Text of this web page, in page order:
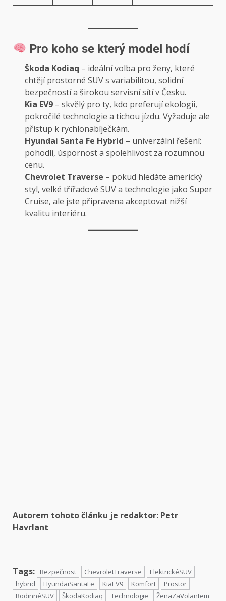
Pro koho se který model hodí
Škoda Kodiaq – ideální volba pro ženy, které
chtějí prostorné SUV s variabilitou, solidní
bezpečností a širokou servisní sítí v Česku.
Kia EV9 – skvělý pro ty, kdo preferují ekologii,
pokročilé technologie a tichou jízdu. Vyžaduje ale
přístup k rychlonabíječkám.
Hyundai Santa Fe Hybrid – univerzální řešení:
pohodlí, úspornost a spolehlivost za rozumnou
cenu.
Chevrolet Traverse – pokud hledáte americký
styl, velké třířadové SUV a technologie jako Super
Cruise, ale jste připravena akceptovat nižší
kvalitu interiéru.
Autorem tohoto článku je redaktor: Petr
Havrlant
Tags: Bezpečnost ChevroletTraverse
ElektrickéSUV
hybrid
HyundaiSantaFe KiaEV9 Komfort
Prostor
RodinnéSUV
ŠkodaKodiaq Technologie ŽenaZaVolantem